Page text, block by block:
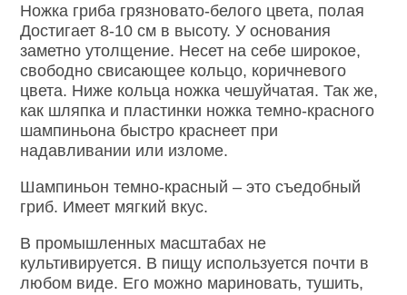
Ножка гриба грязновато-белого цвета, полая
Достигает 8-10 см в высоту. У основания
заметно утолщение. Несет на себе широкое,
свободно свисающее кольцо, коричневого
цвета. Ниже кольца ножка чешуйчатая. Так же,
как шляпка и пластинки ножка темно-красного
шампиньона быстро краснеет при
надавливании или изломе.
Шампиньон темно-красный – это съедобный
гриб. Имеет мягкий вкус.
В промышленных масштабах не
культивируется. В пищу используется почти в
любом виде. Его можно мариновать, тушить,